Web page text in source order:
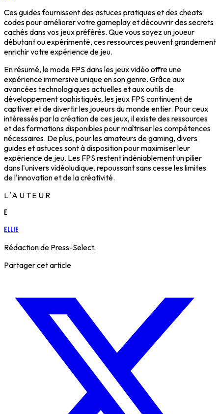
Ces guides fournissent des astucespratiqueset des cheats
codes pour améliorer votre gameplay et découvrir des secrets
cachés dans vos jeux préférés. Que vous soyez un joueur
débutant ou expérimenté, ces ressources peuvent grandement
enrichir votreexpérience de jeu.
En résumé, le mode FPS dans les jeux vidéo offre une
expérience immersiveunique en son genre. Grâce aux
avancées technologiques actuelles et aux outils de
développement sophistiqués, les jeux FPS continuent de
captiver et de divertir les joueurs du monde entier. Pour ceux
intéressés par la création de ces jeux, il existe des ressources
et des formations disponibles pour maîtriser les compétences
nécessaires. De plus, pour les amateurs de gaming, divers
guides et astuces sont à disposition pour maximiser leur
expérience de jeu. Les FPS restent indéniablement un pilier
dans l'univers vidéoludique, repoussant sans cesse les limites
de l'innovation et de la créativité.
L'AUTEUR
E
Ellie
Rédaction de Press-Select.
Partager cet article